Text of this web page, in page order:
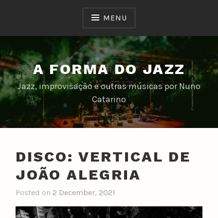
MENU
A FORMA DO JAZZ
Jazz, improvisação e outras músicas por Nuno
Catarino
DISCO: VERTICAL DE
JOÃO ALEGRIA
Posted on 2 December, 2021
y
n